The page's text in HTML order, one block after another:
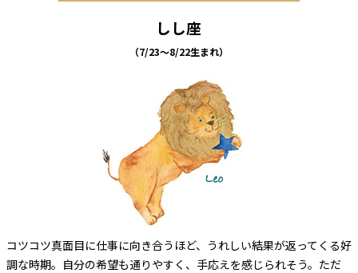
しし座
（7/23～8/22生まれ）
コツコツ真面目に仕事に向き合うほど、うれしい結果が返ってくる好
調な時期。自分の希望も通りやすく、手応えを感じられそう。ただ